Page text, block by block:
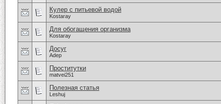
Кулер с питьевой водой
Kostaray
Для обогащения организма
Kostaray
Досуг
Adep
Проститутки
matvei251
Полезная статья
Leshuj